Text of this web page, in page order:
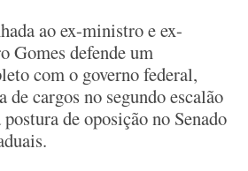
ao ex-ministro e ex-
Gomes defende um
com o governo federal,
cargos no segundo escalão
de oposição no Senado